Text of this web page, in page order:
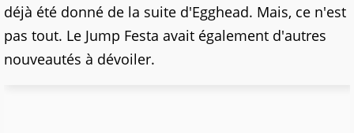
déjà été donné de la suite d'Egghead. Mais, ce n'est
pas tout. Le Jump Festa avait également d'autres
nouveautés à dévoiler.